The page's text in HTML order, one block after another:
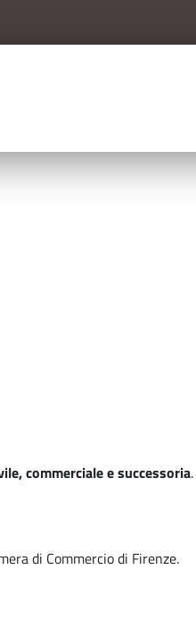
commerciale e successoria.
di Commercio di Firenze.